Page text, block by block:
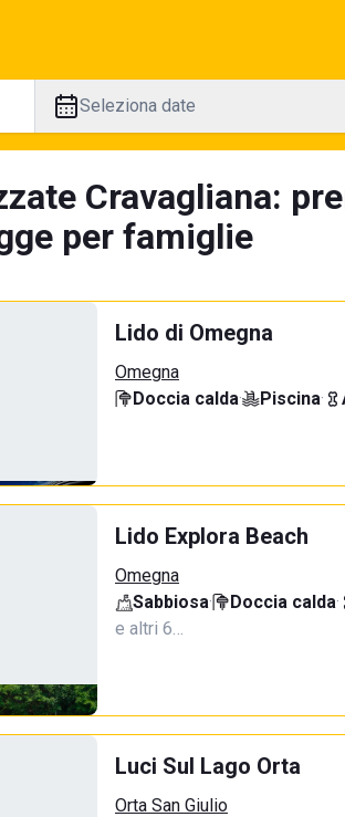
Seleziona date
Cravagliana:
per famiglie
Lido di Omegna
Omegna
Doccia calda· Piscina·
Lido Explora Beach
Omegna
Sabbiosa· Doccia calda·
e altri 6…
Luci Sul Lago Orta
Orta San Giulio